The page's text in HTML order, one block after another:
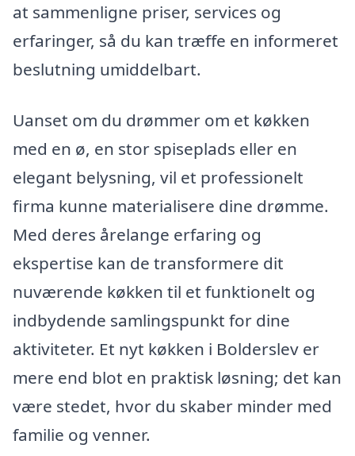
at sammenligne priser, services og
erfaringer, så du kan træffe en informeret
beslutning umiddelbart.
Uanset om du drømmer om et køkken
med en ø, en stor spiseplads eller en
elegant belysning, vil et professionelt
firma kunne materialisere dine drømme.
Med deres årelange erfaring og
ekspertise kan de transformere dit
nuværende køkken til et funktionelt og
indbydende samlingspunkt for dine
aktiviteter. Et nyt køkken i Bolderslev er
mere end blot en praktisk løsning; det kan
være stedet, hvor du skaber minder med
familie og venner.